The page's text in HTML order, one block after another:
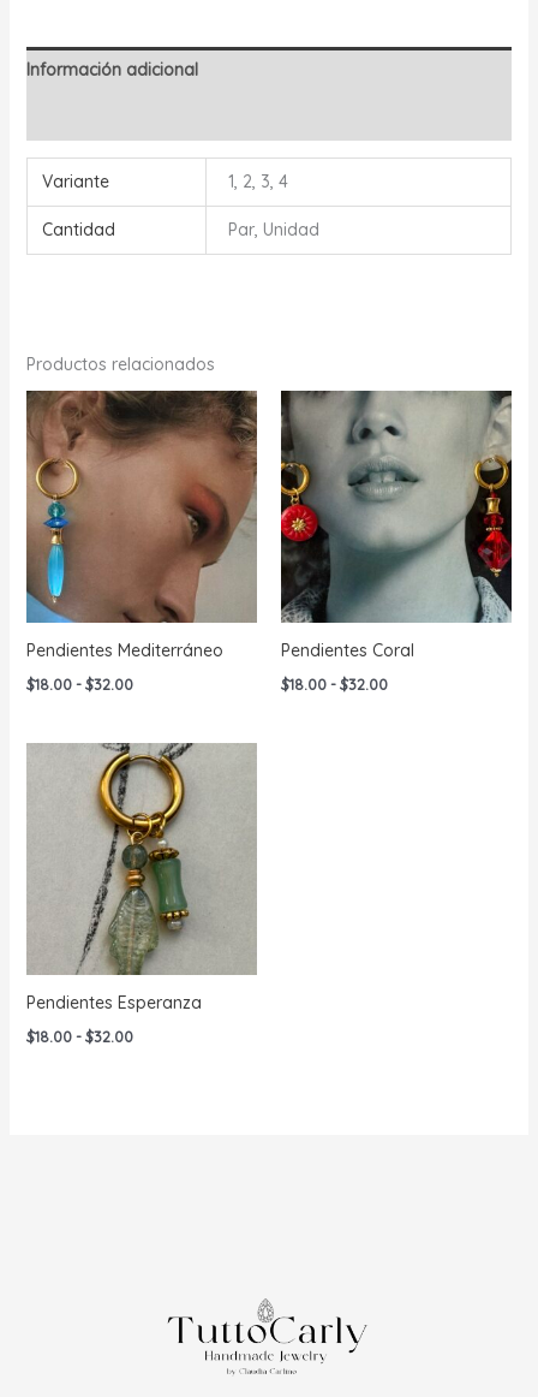
Información adicional
Variante 1, 2, 3, 4
Cantidad Par, Unidad
Productos relacionados
Pendientes Mediterráneo
$18.00 - $32.00Rango
desde
$18.00
hasta
$32.00
Pendientes Coral
$18.00-$32.00Rango
Pendientes Esperanza
$18.00 - $32.00Rango